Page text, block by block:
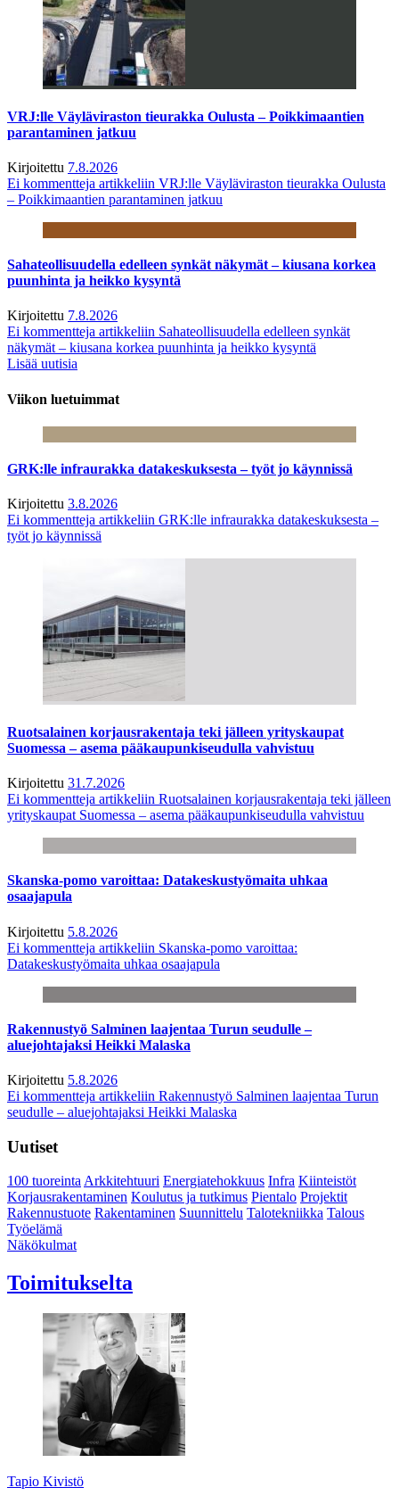
VRJ:lle Väyläviraston tieurakka Oulusta – Poikkimaantien
parantaminen jatkuu
Kirjoitettu 7.8.2026
Ei kommentteja artikkeliin VRJ:lle Väyläviraston tieurakka Oulusta
– Poikkimaantien parantaminen jatkuu
Sahateollisuudella edelleen synkät näkymät – kiusana korkea
puunhinta ja heikko kysyntä
Kirjoitettu 7.8.2026
Ei kommentteja artikkeliin Sahateollisuudella edelleen synkät
näkymät – kiusana korkea puunhinta ja heikko kysyntä
Lisää uutisia
Viikon luetuimmat
GRK:lle infraurakka datakeskuksesta – työt jo käynnissä
Kirjoitettu 3.8.2026
Ei kommentteja artikkeliin GRK:lle infraurakka datakeskuksesta –
työt jo käynnissä
Ruotsalainen korjausrakentaja teki jälleen yrityskaupat
Suomessa – asema pääkaupunkiseudulla vahvistuu
Kirjoitettu 31.7.2026
Ei kommentteja artikkeliin Ruotsalainen korjausrakentaja teki jälleen
yrityskaupat Suomessa – asema pääkaupunkiseudulla vahvistuu
Skanska-pomo varoittaa: Datakeskustyömaita uhkaa
osaajapula
Kirjoitettu 5.8.2026
Ei kommentteja artikkeliin Skanska-pomo varoittaa:
Datakeskustyömaita uhkaa osaajapula
Rakennustyö Salminen laajentaa Turun seudulle –
aluejohtajaksi Heikki Malaska
Kirjoitettu 5.8.2026
Ei kommentteja artikkeliin Rakennustyö Salminen laajentaa Turun
seudulle – aluejohtajaksi Heikki Malaska
Uutiset
100 tuoreintaArkkitehtuuri Energiatehokkuus Infra Kiinteistöt
Korjausrakentaminen Koulutus ja tutkimus Pientalo Projektit
Rakennustuote Rakentaminen Suunnittelu Talotekniikka Talous
Työelämä
Näkökulmat
Toimitukselta
Tapio Kivistö